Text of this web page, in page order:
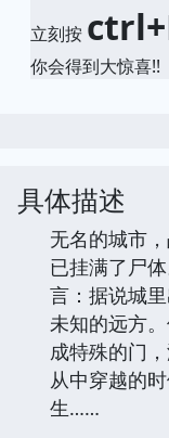
立刻按
你会得到大惊喜!!
具体描述
无名的城市
已挂满了尸
言：据说城
未知的远方
成特殊的门
从中穿越的
生……